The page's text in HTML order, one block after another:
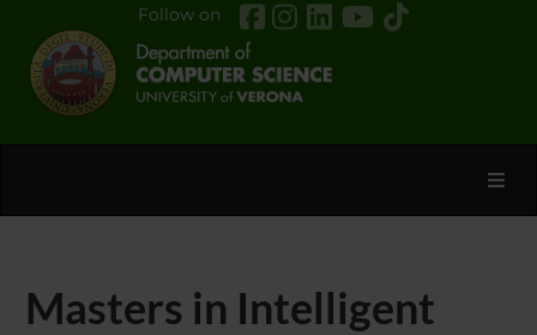
Follow on
Masters in Intelligent